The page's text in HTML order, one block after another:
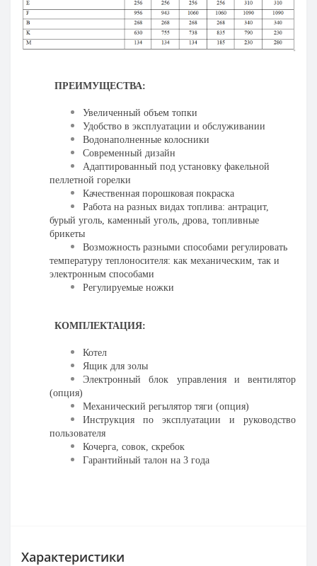
ПРЕИМУЩЕСТВА:
Увеличенный объем топки
Удобство в эксплуатации и обслуживании
Водонаполненные колосники
Современный дизайн
Адаптированный под установку факельной
пеллетной горелки
Качественная порошковая покраска
Работа на разных видах топлива: антрацит,
бурый уголь, каменный уголь, дрова, топливные
брикеты
Возможность разными способами регулировать
температуру теплоносителя: как механическим, так и
электронным способами
Регулируемые ножки
КОМПЛЕКТАЦИЯ:
Котел
Ящик для золы
Электронный блок управления и вентилятор
(опция)
Механический регылятор тяги (опция)
Инструкция по эксплуатации и руководство
пользователя
Кочерга, совок, скребок
Гарантийный талон на 3 года
Характеристики